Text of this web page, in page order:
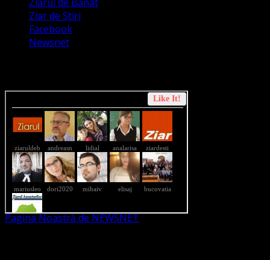
Ziar de Stiri
Facebook
Newsnet
Pagina Noastră de NEWSNET